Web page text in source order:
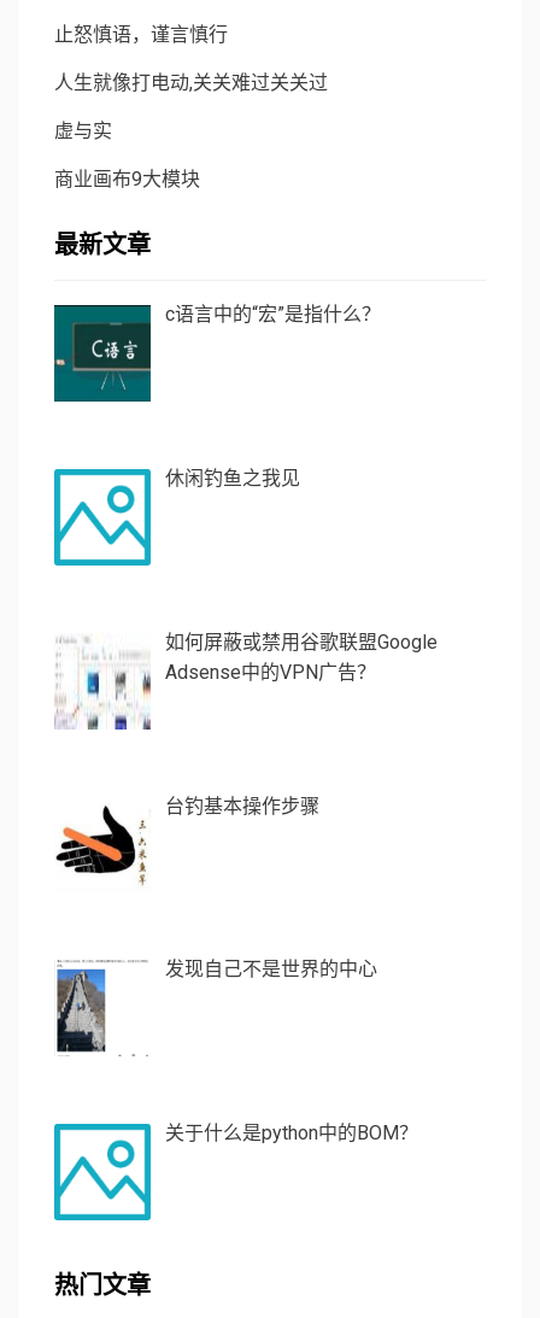
止怒慎语，谨言慎行
人生就像打电动,关关难过关关过
虚与实
商业画布9大模块
最新文章
c语言中的“宏”是指什么？
休闲钓鱼之我见
如何屏蔽或禁用谷歌联盟Google
Adsense中的VPN广告？
台钓基本操作步骤
发现自己不是世界的中心
关于什么是python中的BOM？
热门文章